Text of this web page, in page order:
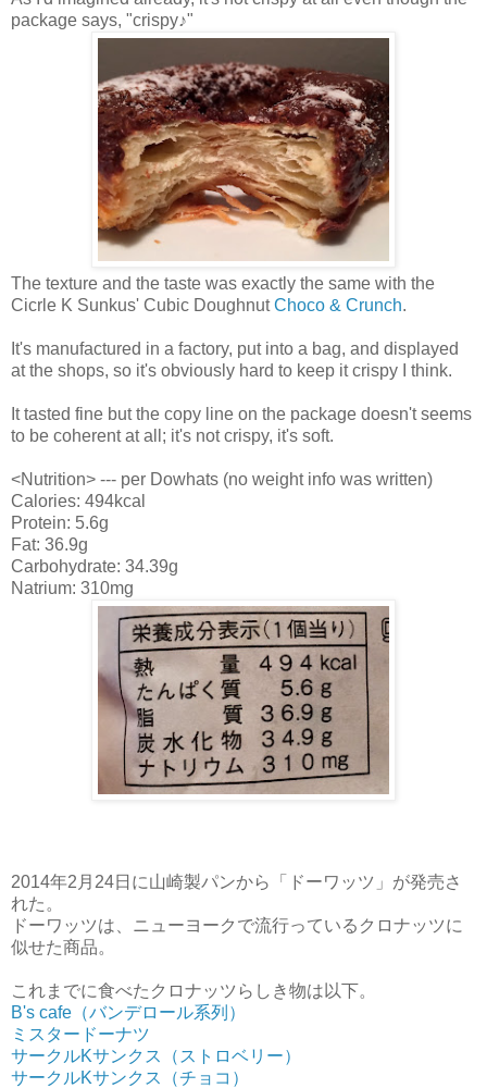
package says, "crispy♪"
The texture and the taste was exactly the same with the
Cicrle K Sunkus' Cubic DoughnutChoco & Crunch.
It's manufactured in a factory, put into a bag, and displayed
at the shops, so it's obviously hard to keep it crispy I think.
It tasted fine but the copy line on the package doesn't seems
to be coherent at all; it's not crispy, it's soft.
<Nutrition> --- per Dowhats (no weight info was written)
Calories: 494kcal
Protein: 5.6g
Fat: 36.9g
Carbohydrate: 34.39g
Natrium: 310mg
2014年2月24日に山崎製パンから「ドーワッツ」が発売さ
れた。
ドーワッツは、ニューヨークで流行っているクロナッツに
似せた商品。
これまでに食べたクロナッツらしき物は以下。
B's cafe（バンデロール系列）
ミスタードーナツ
サークルKサンクス（ストロベリー）
サークルKサンクス（チョコ）